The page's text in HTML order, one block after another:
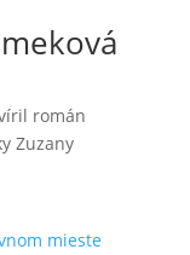
román
Zuzany